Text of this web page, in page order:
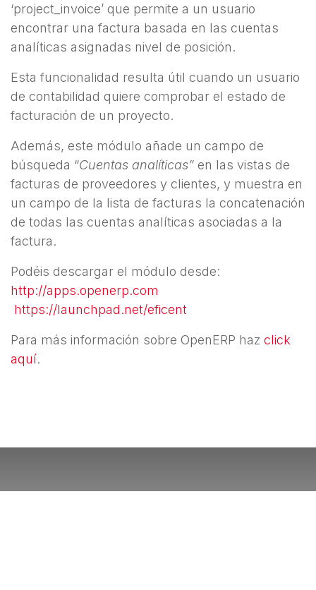
‘project_invoice’ que permite a un usuario
encontrar una factura basada en las cuentas
analíticas asignadas nivel de posición.
Esta funcionalidad resulta útil cuando un usuario
de contabilidad quiere comprobar el estado de
facturación de un proyecto.
Además, este módulo añade un campo de
búsqueda “Cuentas analíticas” en las vistas de
facturas de proveedores y clientes, y muestra en
un campo de la lista de facturas la concatenación
de todas las cuentas analíticas asociadas a la
factura.
Podéis descargar el módulo desde:
http://apps.openerp.com
https://launchpad.net/eficent
Para más información sobre OpenERP haz click
aquí.